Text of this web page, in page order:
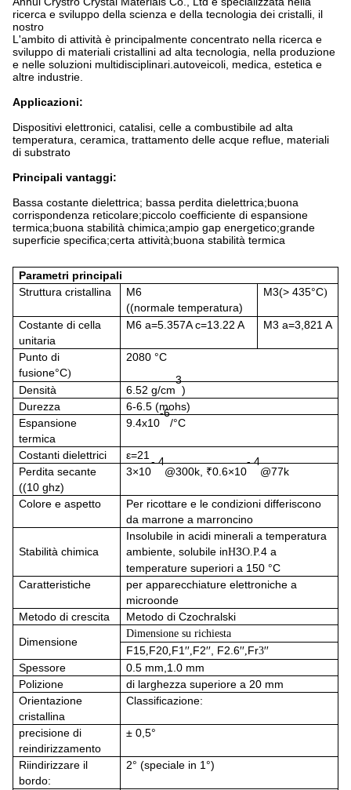
ricerca e sviluppo della scienza e della tecnologia dei cristalli, il
nostro
L'ambito di attività è principalmente concentrato nella ricerca e
sviluppo di materiali cristallini ad alta tecnologia, nella produzione
e nelle soluzioni multidisciplinari.autoveicoli, medica, estetica e
altre industrie.
Applicazioni:
Dispositivi elettronici, catalisi, celle a combustibile ad alta
temperatura, ceramica, trattamento delle acque reflue, materiali
di substrato
Principali vantaggi:
Bassa costante dielettrica; bassa perdita dielettrica;buona
corrispondenza reticolare;piccolo coefficiente di espansione
termica;buona stabilità chimica;ampio gap energetico;grande
superficie specifica;certa attività;buona stabilità termica
Parametri principali
Struttura cristallina
M6
((normale temperatura)
M3(> 435°C)
Costante di cella
unitaria
M6 a=5.357A c=13.22 A M3 a=3,821 A
Punto di
fusione°C)
2080 °C
Densità 6.52 g/cm
3
)
Durezza
6-6.5 (mohs)
Espansione
termica
9.4x10
-6
/°C
Costanti dielettrici
ε=21
Perdita secante
((10 ghz)
3×10
- 4
@300k, ₹0.6×10
- 4
@77k
Colore e aspetto
Per ricottare e le condizioni differiscono
da marrone a marroncino
Stabilità chimica
Insolubile in acidi minerali a temperatura
ambiente, solubile inH3O.P.4 a
temperature superiori a 150 °C
Caratteristiche
per apparecchiature elettroniche a
microonde
Metodo di crescita
Metodo di Czochralski
Dimensione
Dimensione su richiesta
F15,F20,F1′′,F2′′, F2.6′′,Fr3′′
Spessore
0.5 mm,1.0 mm
Polizione
di larghezza superiore a 20 mm
Orientazione
cristallina
Classificazione:
precisione di
reindirizzamento
± 0,5°
Riindirizzare il
bordo:
2° (speciale in 1°)